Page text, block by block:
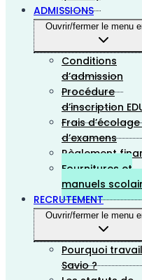
ADMISSIONS
Ouvrir/fermer le menu
Conditions
d’admission
Procédure
d’inscription
Frais
d’examens
Règlement
Fournitures et
manuels
RECRUTEMENT
Ouvrir/fermer le menu
Pourquoi
Savio ?